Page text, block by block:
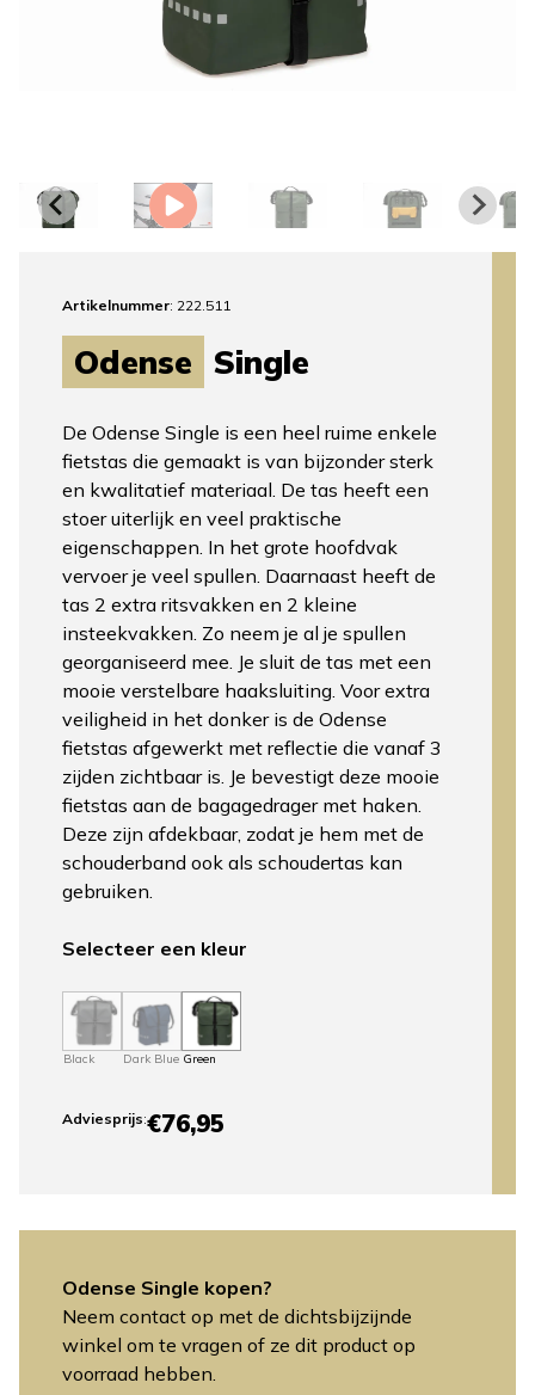
Artikelnummer: 222.511
Odense Single
De Odense Single is een heel ruime enkele
fietstas die gemaakt is van bijzonder sterk
en kwalitatief materiaal. De tas heeft een
stoer uiterlijk en veel praktische
eigenschappen. In het grote hoofdvak
vervoer je veel spullen. Daarnaast heeft de
tas 2 extra ritsvakken en 2 kleine
insteekvakken. Zo neem je al je spullen
georganiseerd mee. Je sluit de tas met een
mooie verstelbare haaksluiting. Voor extra
veiligheid in het donker is de Odense
fietstas afgewerkt met reflectie die vanaf 3
zijden zichtbaar is. Je bevestigt deze mooie
fietstas aan de bagagedrager met haken.
Deze zijn afdekbaar, zodat je hem met de
schouderband ook als schoudertas kan
gebruiken.
Selecteer een kleur
Black Dark Blue Green
Adviesprijs:€76,95
Odense Single kopen?
Neem contact op met de dichtsbijzijnde
winkel om te vragen of ze dit product op
voorraad hebben.